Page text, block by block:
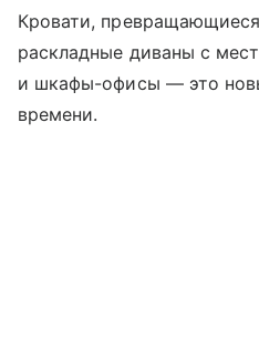
Кровати,
раскладные диваны с
и шкафы-офисы — это
времени.